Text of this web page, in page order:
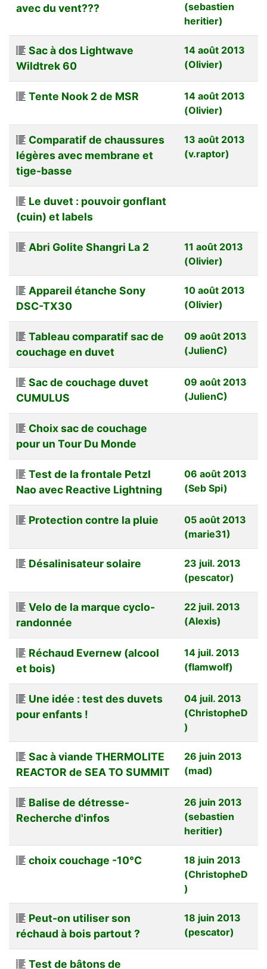
avec du vent???
(sebastien
heritier)
Sac à dos Lightwave
Wildtrek 60
14 août 2013
(Olivier)
Tente Nook 2 de MSR
14 août 2013
(Olivier)
Comparatif de chaussures
légères avec membrane et
tige-basse
13 août 2013
(v.raptor)
Le duvet : pouvoir gonflant
(cuin) et labels
Abri Golite Shangri La 2
11 août 2013
(Olivier)
Appareil étanche Sony
DSC-TX30
10 août 2013
(Olivier)
Tableau comparatif sac de
couchage en duvet
09 août 2013
(JulienC)
Sac de couchage duvet
CUMULUS
09 août 2013
(JulienC)
Choix sac de couchage
pour un Tour Du Monde
Test de la frontale Petzl
Nao avec Reactive Lightning
06 août 2013
(Seb Spi)
Protection contre la pluie
05 août 2013
(marie31)
Désalinisateur solaire
23 juil. 2013
(pescator)
Velo de la marque cyclo-
randonnée
22 juil. 2013
(Alexis)
Réchaud Evernew (alcool
et bois)
14 juil. 2013
(flamwolf)
Une idée : test des duvets
pour enfants !
04 juil. 2013
(ChristopheD
)
Sac à viande THERMOLITE
REACTOR de SEA TO SUMMIT
26 juin 2013
(mad)
Balise de détresse-
Recherche d'infos
26 juin 2013
(sebastien
heritier)
choix couchage -10°C
18 juin 2013
(ChristopheD
)
Peut-on utiliser son
réchaud à bois partout ?
18 juin 2013
(pescator)
Test de bâtons de